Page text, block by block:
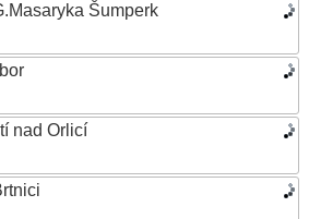
Šumperk
nad Orlicí